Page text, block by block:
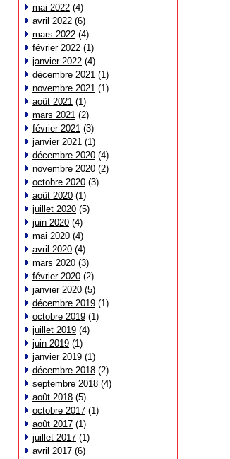
mai 2022 (4)
avril 2022 (6)
mars 2022 (4)
février 2022 (1)
janvier 2022 (4)
décembre 2021 (1)
novembre 2021 (1)
août 2021 (1)
mars 2021 (2)
février 2021 (3)
janvier 2021 (1)
décembre 2020 (4)
novembre 2020 (2)
octobre 2020 (3)
août 2020 (1)
juillet 2020 (5)
juin 2020 (4)
mai 2020 (4)
avril 2020 (4)
mars 2020 (3)
février 2020 (2)
janvier 2020 (5)
décembre 2019 (1)
octobre 2019 (1)
juillet 2019 (4)
juin 2019 (1)
janvier 2019 (1)
décembre 2018 (2)
septembre 2018 (4)
août 2018 (5)
octobre 2017 (1)
août 2017 (1)
juillet 2017 (1)
avril 2017 (6)